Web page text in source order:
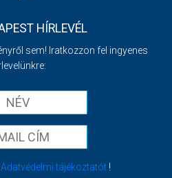
HÍRLEVÉL
sem! Iratkozzon fel ingyenes
Adatvédelmi tájékoztatót!